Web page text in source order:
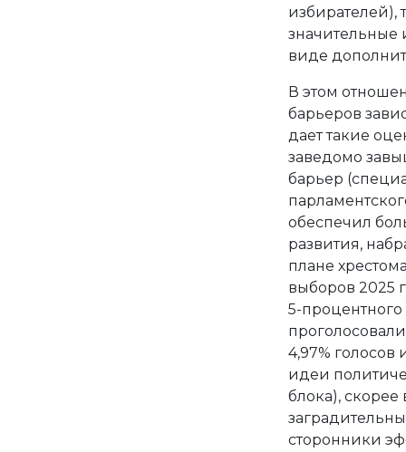
избирателей),
значительные
виде
В этом
барьеров
дает такие
заведомо
барьер
обеспечил
развития,
плане
выборов 2025
5-процентного
4,97% голосов
идеи
блока), скорее
сторонники